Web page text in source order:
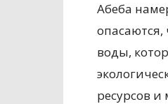
Абеба
опасаются,
воды,
ресурсов